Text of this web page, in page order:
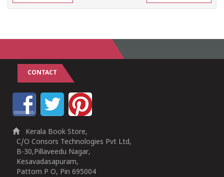
CONTACT
Kerala Book Store,
C/O Consors Technologies Pvt Ltd,
B-30,Pillaveedu Nagar,
Kesavadasapuram,
Pattom P O, Pin 695004